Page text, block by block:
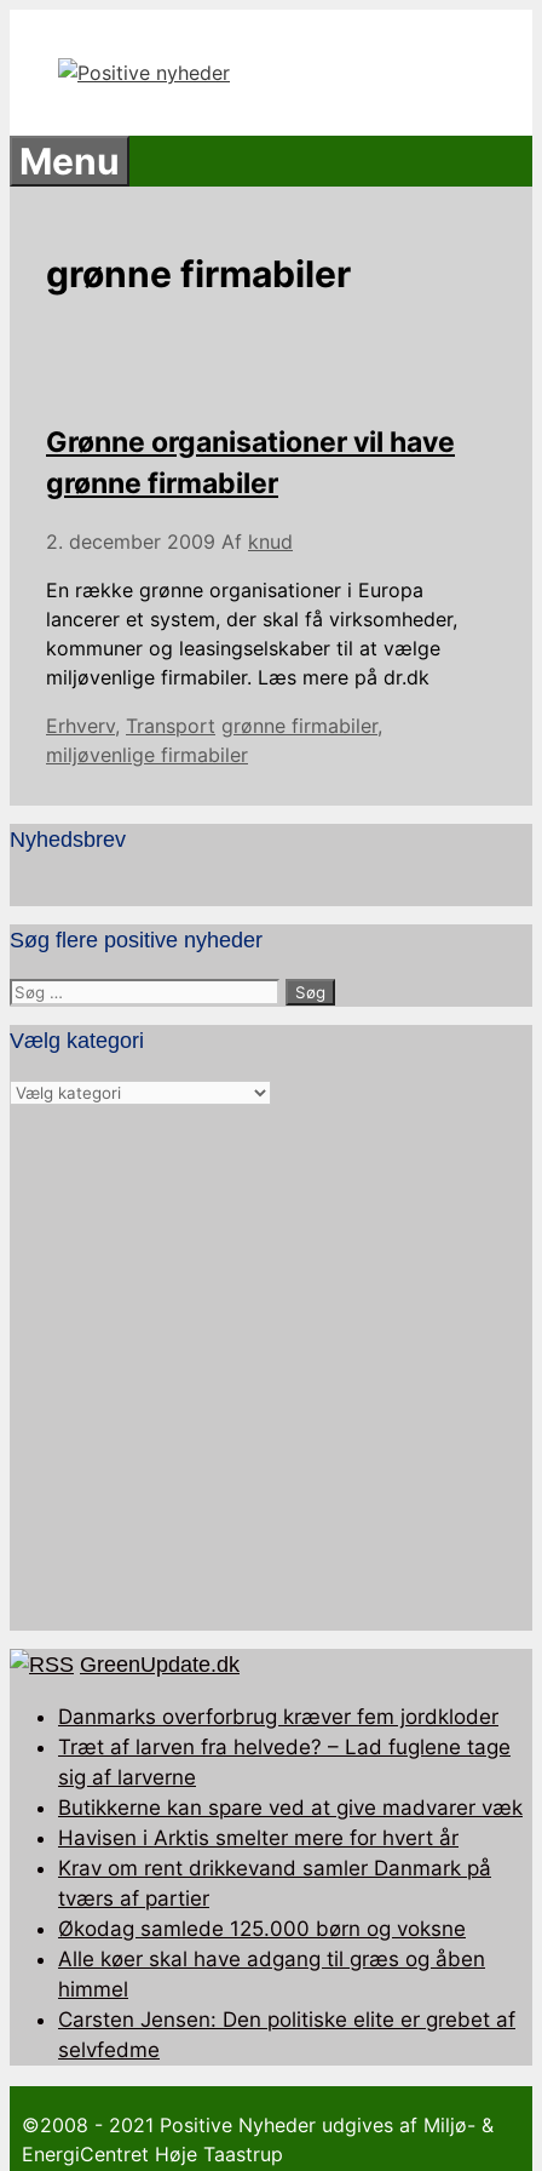
indhold
Menu
grønne firmabiler
Grønne organisationer vil have
grønne firmabiler
2. december 2009 Af knud
En række grønne organisationer i Europa
lancerer et system, der skal få virksomheder,
kommuner og leasingselskaber til at vælge
miljøvenlige firmabiler. Læs mere på dr.dk
Kategorier
Erhverv, Transport Tags
grønne firmabiler,
miljøvenlige firmabiler
Nyhedsbrev
Søg flere positive nyheder
Søg
efter:
Vælg kategori
Vælg
GreenUpdate.dk
Danmarks overforbrug kræver fem jordkloder
Træt af larven fra helvede? – Lad fuglene tage
sig af larverne
Butikkerne kan spare ved at give madvarer væk
Havisen i Arktis smelter mere for hvert år
Krav om rent drikkevand samler Danmark på
tværs af partier
Økodag samlede 125.000 børn og voksne
Alle køer skal have adgang til græs og åben
himmel
Carsten Jensen: Den politiske elite er grebet af
selvfedme
©2008 - 2021 Positive Nyheder udgives af Miljø- &
EnergiCentret Høje Taastrup